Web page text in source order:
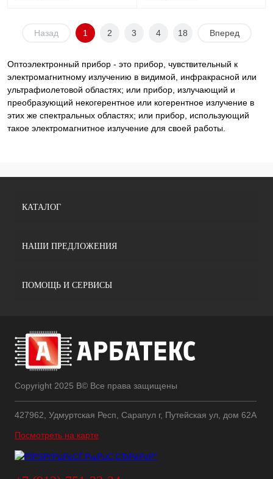
Назад 1 2 3 4 18 Вперед
Оптоэлектронный прибор - это прибор, чувствительный к
электромагнитному излучению в видимой, инфракрасной или
ультрафиолетовой областях; или прибор, излучающий и
преобразующий некогерентное или когерентное излучение в
этих же спектральных областях; или прибор, использующий
такое электромагнитное излучение для своей работы.
КАТАЛОГ
НАШИ ПРЕДЛОЖЕНИЯ
ПОМОЩЬ И СЕРВИСЫ
Copyright 2025 В© Все права защищены
427962, Удмуртская Респ, Сарапул г, Путейская ул, дом 62А
Посмотреть на карте